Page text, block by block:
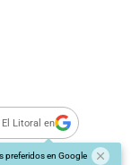
El Litoral en
preferidos en Google